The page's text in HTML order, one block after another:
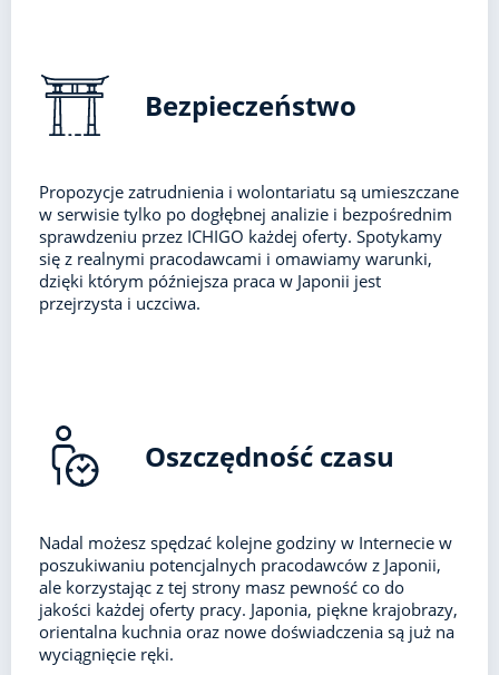
Bezpieczeństwo
Propozycje zatrudnienia i wolontariatu są umieszczane
w serwisie tylko po dogłębnej analizie i bezpośrednim
sprawdzeniu przez ICHIGO każdej oferty. Spotykamy
się z realnymi pracodawcami i omawiamy warunki,
dzięki którym późniejsza praca w Japonii jest
przejrzysta i uczciwa.
Oszczędność czasu
Nadal możesz spędzać kolejne godziny w Internecie w
poszukiwaniu potencjalnych pracodawców z Japonii,
ale korzystając z tej strony masz pewność co do
jakości każdej oferty pracy. Japonia, piękne krajobrazy,
orientalna kuchnia oraz nowe doświadczenia są już na
wyciągnięcie ręki.